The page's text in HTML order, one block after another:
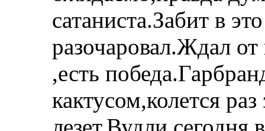
сатаниста.Забит в
разочаровал.Ждал
,есть
кактусом,колется